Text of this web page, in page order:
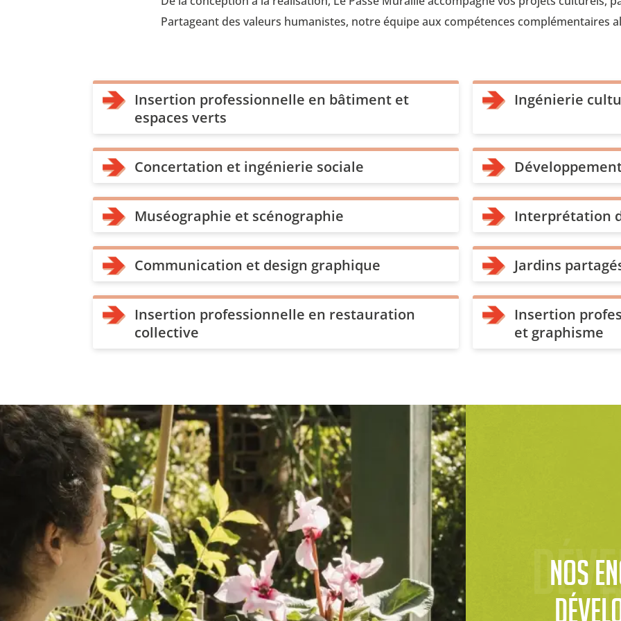
Partageant des valeurs humanistes, notre équipe aux compétences complémentaires
Insertion professionnelle en bâtiment et
espaces verts
Ingénierie
Concertation et ingénierie sociale
Muséographie et scénographie Interprétation
Communication et design graphique Jardins
Insertion professionnelle en restauration
collective
Insertion
et graphisme
Nos